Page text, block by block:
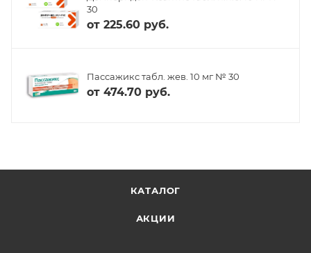
30
от 225.60 руб.
Пассажикс табл. жев. 10 мг № 30
от 474.70 руб.
КАТАЛОГ
АКЦИИ